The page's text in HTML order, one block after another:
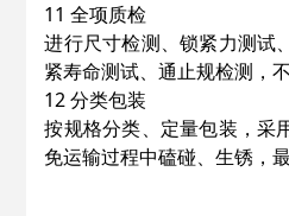
11 全项质检
进行尺寸检测、锁紧力测试
紧寿命测试、通止规检测，
12 分类包装
按规格分类、定量包装，采
免运输过程中磕碰、生锈，